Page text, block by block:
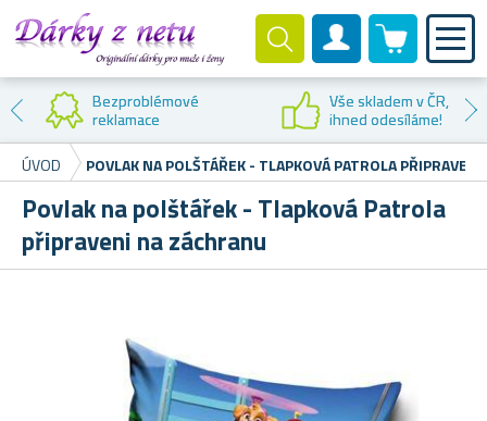
Zákaznický účet
0 produktů
Bezproblémové
reklamace
Vše skladem v ČR,
ihned odesíláme!
ÚVOD
POVLAK NA POLŠTÁŘEK - TLAPKOVÁ PATROLA
Povlak na polštářek - Tlapková Patrola
připraveni na záchranu